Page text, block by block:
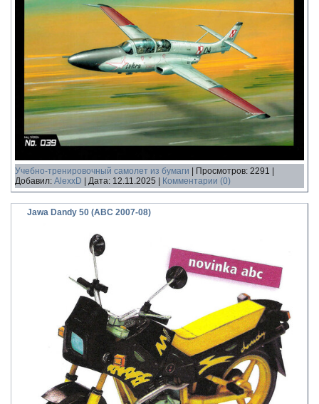
Учебно-тренировочный самолет из бумаги Просмотров: 2291
Добавил: AlexxD Дата: 12.11.2025 Комментарии (0)
Jawa Dandy 50 (ABC 2007-08)